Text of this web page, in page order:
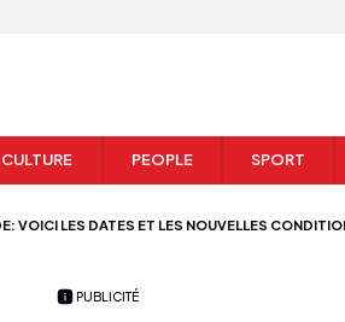
CULTURE PEOPLE SPORT
VOICI LES DATES ET LES NOUVELLES
PUBLICITÉ